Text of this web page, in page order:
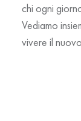
chi ogni
Vediamo
vivere il